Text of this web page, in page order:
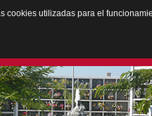
utilizadas para el